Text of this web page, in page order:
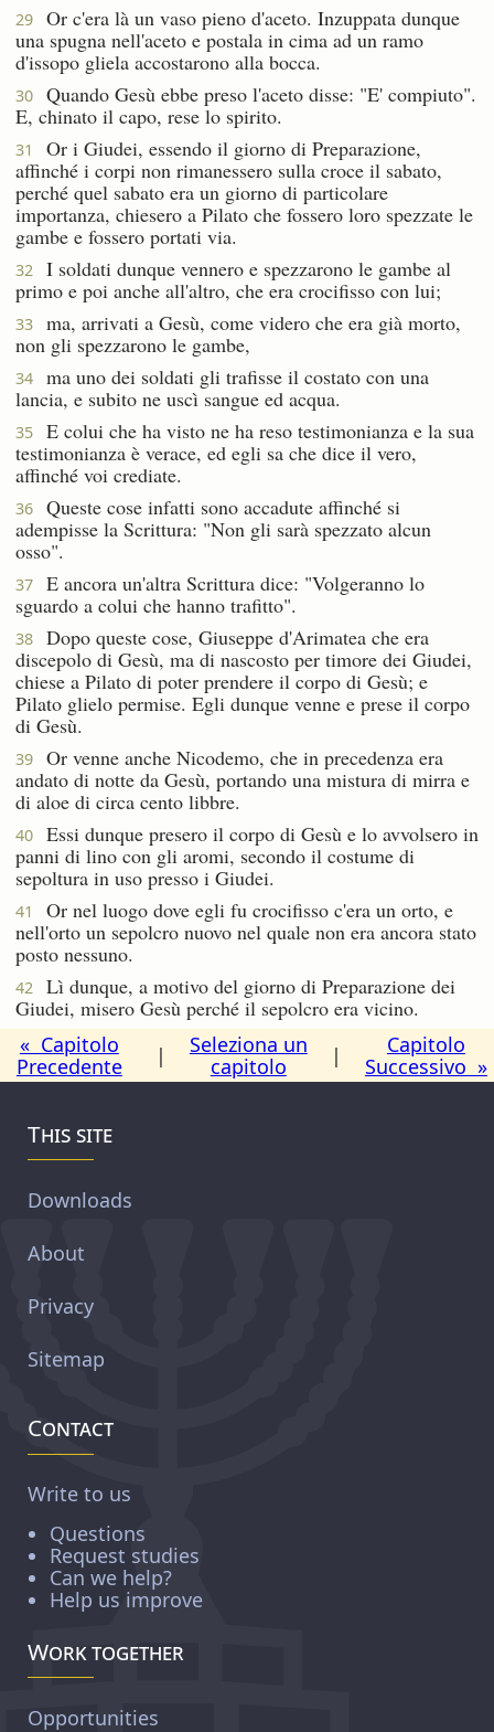
29
Or c'era là un vaso pieno d'aceto. Inzuppata dunque
una spugna nell'aceto e postala in cima ad un ramo
d'issopo gliela accostarono alla bocca.
30
Quando Gesù ebbe preso l'aceto disse: "E' compiuto".
E, chinato il capo, rese lo spirito.
31
Or i Giudei, essendo il giorno di Preparazione,
affinché i corpi non rimanessero sulla croce il sabato,
perché quel sabato era un giorno di particolare
importanza, chiesero a Pilato che fossero loro spezzate le
gambe e fossero portati via.
32
I soldati dunque vennero e spezzarono le gambe al
primo e poi anche all'altro, che era crocifisso con lui;
33
ma, arrivati a Gesù, come videro che era già morto,
non gli spezzarono le gambe,
34
ma uno dei soldati gli trafisse il costato con una
lancia, e subito ne uscì sangue ed acqua.
35
E colui che ha visto ne ha reso testimonianza e la sua
testimonianza è verace, ed egli sa che dice il vero,
affinché voi crediate.
36
Queste cose infatti sono accadute affinché si
adempisse la Scrittura: "Non gli sarà spezzato alcun
osso".
37
E ancora un'altra Scrittura dice: "Volgeranno lo
sguardo a colui che hanno trafitto".
38
Dopo queste cose, Giuseppe d'Arimatea che era
discepolo di Gesù, ma di nascosto per timore dei Giudei,
chiese a Pilato di poter prendere il corpo di Gesù; e
Pilato glielo permise. Egli dunque venne e prese il corpo
di Gesù.
39
Or venne anche Nicodemo, che in precedenza era
andato di notte da Gesù, portando una mistura di mirra e
di aloe di circa cento libbre.
40
Essi dunque presero il corpo di Gesù e lo avvolsero in
panni di lino con gli aromi, secondo il costume di
sepoltura in uso presso i Giudei.
41
Or nel luogo dove egli fu crocifisso c'era un orto, e
nell'orto un sepolcro nuovo nel quale non era ancora stato
posto nessuno.
42
Lì dunque, a motivo del giorno di Preparazione dei
Giudei, misero Gesù perché il sepolcro era vicino.
« Capitolo
Precedente
|
Seleziona un
capitolo
|
Capitolo
Successivo »
This site
Downloads
About
Privacy
Sitemap
Contact
Write to us
Questions
Request studies
Can we help?
Help us improve
Work together
Opportunities